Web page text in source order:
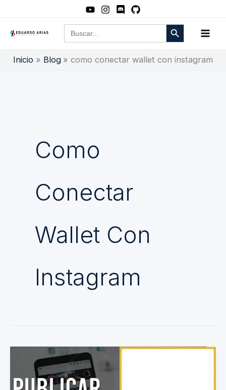
contenido
Buscar: Botón de búsqueda
Inicio Blog como conectar wallet con instagram
Como
Conectar
Wallet Con
Instagram
publicar
un